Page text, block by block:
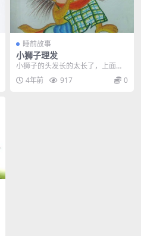
睡前故事
小狮子理发
小狮子的头发长的太长了，上面沾
满了灰尘。狮妈妈几次要带它去理
发，可它怎么也不肯。它想，理发
4年前 917 0